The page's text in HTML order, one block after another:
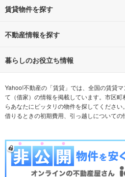
賃貸物件を探す
路線・駅から探す
通勤時間から探す
不動産会社から探す 希
テーマから探す ラ
不動産情報を探す
不動産・住宅
新築マンション 中
新築一戸建て 中
注文住宅 土
売却査定
暮らしのお役立ち情報
マンションカタログ 教
Yahoo!不動産の「賃貸」では、全国の賃貸
て（借家）の情報を掲載しています。市区
らあなたにピッタリの物件を探してくださ
借りるときの初期費用、引っ越しについての